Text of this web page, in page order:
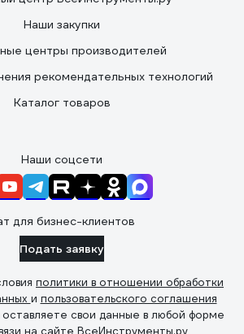
Наши закупки
центры производителей
рекомендательных технологий
Каталог товаров
Наши соцсети
для бизнес-клиентов
Подать заявку
политики в отношении обработки
и пользовательского соглашения
оставляете свои данные в любой форме
на сайте ВсеИнструменты.ру